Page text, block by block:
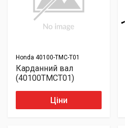
Honda 40100-TMC-T01
Карданний вал
(40100TMCT01)
Ціни